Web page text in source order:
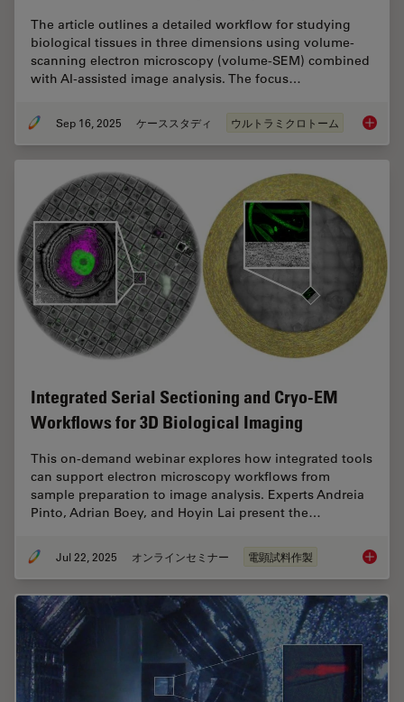
The article outlines a detailed workflow for studying
biological tissues in three dimensions using volume-
scanning electron microscopy (volume-SEM) combined
with AI-assisted image analysis. The focus…
Sep 16, 2025 ケーススタディ ウルトラミクロトーム Volume
Integrated Serial Sectioning and Cryo-EM
Workflows for 3D Biological Imaging
This on-demand webinar explores how integrated tools
can support electron microscopy workflows from
sample preparation to image analysis. Experts Andreia
Pinto, Adrian Boey, and Hoyin Lai present the…
Jul 22, 2025 オンラインセミナー 電顕試料作製